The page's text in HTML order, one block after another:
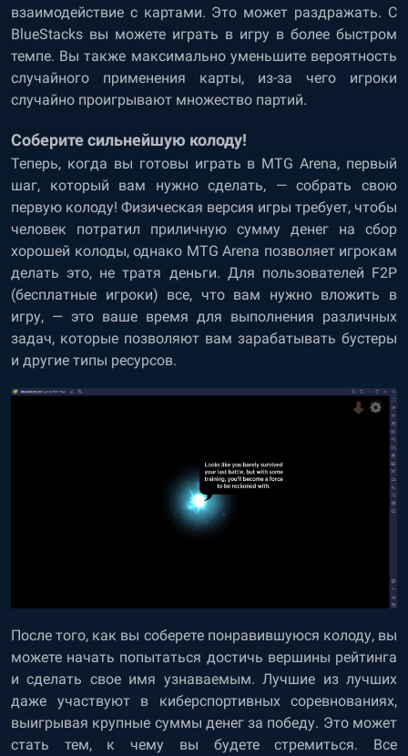
взаимодействие с картами. Это может раздражать. С
BlueStacks вы можете играть в игру в более быстром
темпе. Вы также максимально уменьшите вероятность
случайного применения карты, из-за чего игроки
случайно проигрывают множество партий.
Соберите сильнейшую колоду!
Теперь, когда вы готовы играть в MTG Arena, первый
шаг, который вам нужно сделать, — собрать свою
первую колоду! Физическая версия игры требует, чтобы
человек потратил приличную сумму денег на сбор
хорошей колоды, однако MTG Arena позволяет игрокам
делать это, не тратя деньги. Для пользователей F2P
(бесплатные игроки) все, что вам нужно вложить в
игру, — это ваше время для выполнения различных
задач, которые позволяют вам зарабатывать бустеры
и другие типы ресурсов.
После того, как вы соберете понравившуюся колоду, вы
можете начать попытаться достичь вершины рейтинга
и сделать свое имя узнаваемым. Лучшие из лучших
даже участвуют в киберспортивных соревнованиях,
выигрывая крупные суммы денег за победу. Это может
стать тем, к чему вы будете стремиться. Все